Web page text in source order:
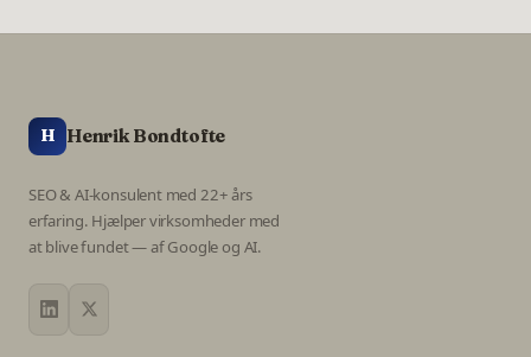
H Henrik Bondtofte
SEO & AI-konsulent med 22+ års
erfaring. Hjælper virksomheder med
at blive fundet — af Google og AI.